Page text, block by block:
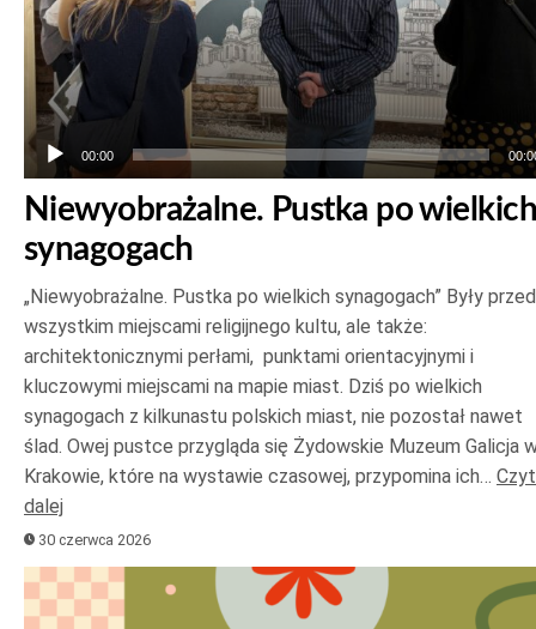
00:00
Niewyobrażalne. Pustka po wielkich
synagogach
„Niewyobrażalne. Pustka po wielkich synagogach” Były
wszystkim miejscami religijnego kultu, ale także:
architektonicznymi perłami, punktami orientacyjnymi i
kluczowymi miejscami na mapie miast. Dziś po wielkich
synagogach z kilkunastu polskich miast, nie pozostał nawet
ślad. Owej pustce przygląda się Żydowskie Muzeum Galicja
Krakowie, które na wystawie czasowej, przypomina ich…
dalej
30 czerwca 2026
Odtwarzacz
plików